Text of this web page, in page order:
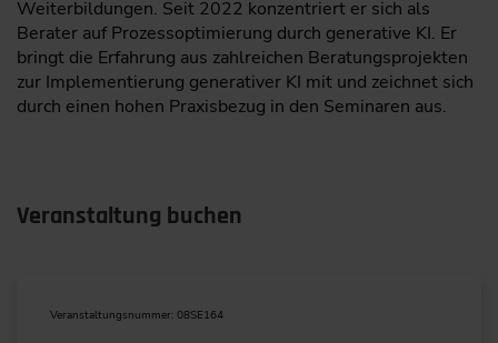
Weiterbildungen. Seit 2022 konzentriert er sich als
Berater auf Prozessoptimierung durch generative KI. Er
bringt die Erfahrung aus zahlreichen Beratungsprojekten
zur Implementierung generativer KI mit und zeichnet sich
durch einen hohen Praxisbezug in den Seminaren aus.
Veranstaltung buchen
Veranstaltungsnummer: 08SE164